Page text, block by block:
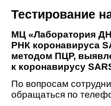
Тестирование
МЦ «Лаборатория
РНК коронавируса
методом ПЦР,
к коронавирусу
По вопросам
обращаться по